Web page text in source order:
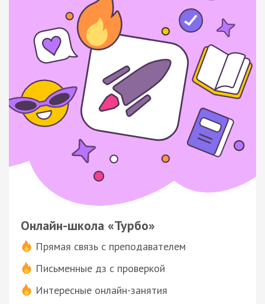
Онлайн-школа «Турбо»
Прямая связь с преподавателем
Письменные дз с проверкой
Интересные онлайн-занятия